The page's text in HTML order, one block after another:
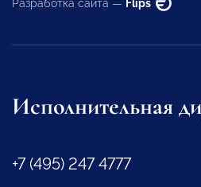
Разработка сайта — Flips
Исполнительная
+7 (495) 247 4777